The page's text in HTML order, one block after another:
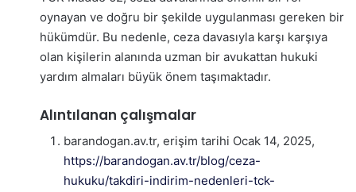
oynayan ve doğru bir şekilde uygulanması gereken bir
hükümdür. Bu nedenle, ceza davasıyla karşı karşıya
olan kişilerin alanında uzman bir avukattan hukuki
yardım almaları büyük önem taşımaktadır.
Alıntılanan çalışmalar
barandogan.av.tr, erişim tarihi Ocak 14, 2025,
https://barandogan.av.tr/blog/ceza-
hukuku/takdiri-indirim-nedenleri-tck-